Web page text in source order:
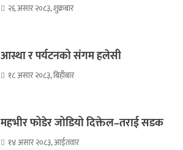
२६ असार २०८३, शुक्रबार
आस्था र पर्यटनको संगम हलेसी
१८ असार २०८३, बिहीबार
महभीर फोडेर जोडियो दिक्तेल–तराई सडक
१४ असार २०८३, आईतवार